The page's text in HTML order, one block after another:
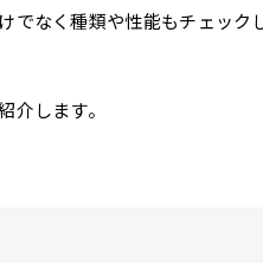
でなく種類や性能もチェック
介します。